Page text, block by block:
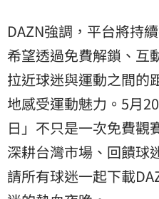
DAZN強調，平台將持
希望透過免費解鎖、互
拉近球迷與運動之間的
地感受運動魅力。5月
日」不只是一次免費觀
深耕台灣市場、回饋球
請所有球迷一起下載